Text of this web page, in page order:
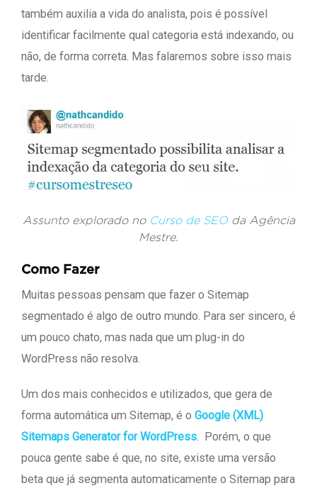
também auxilia a vida do analista, pois é possível
identificar facilmente qual categoria está indexando, ou
não, de forma correta. Mas falaremos sobre isso mais
tarde.
Assunto explorado no Curso de SEOda Agência
Mestre.
Como Fazer
Muitas pessoas pensam que fazer o Sitemap
segmentado é algo de outro mundo. Para ser sincero, é
um pouco chato, mas nada que um plug-in do
WordPress não resolva.
Um dos mais conhecidos e utilizados, que gera de
forma automática um Sitemap, é o Google (XML)
Sitemaps Generator for WordPress. Porém, o que
pouca gente sabe é que, no site, existe uma versão
beta que já segmenta automaticamente o Sitemap para